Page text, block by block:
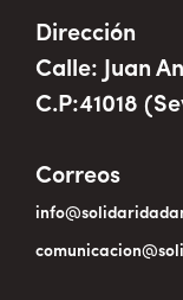
Dirección
Calle: Juan
C.P:41018
Correos